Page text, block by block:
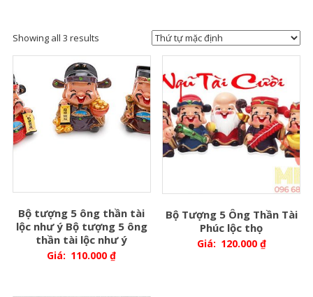
Showing all 3 results
Bộ tượng 5 ông thần tài
lộc như ý Bộ tượng 5 ông
thần tài lộc như ý
Giá: 110.000₫
Bộ Tượng 5 Ông Thần Tài
Phúc lộc thọ
Giá: 120.000 ₫